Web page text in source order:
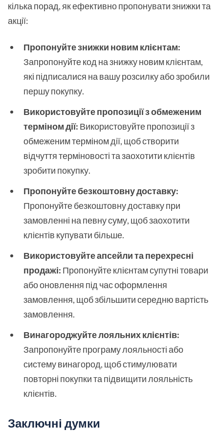
кілька порад, як ефективно пропонувати знижки та
акції:
Пропонуйте знижки новим клієнтам:
Запропонуйте код на знижку новим клієнтам,
які підписалися на вашу розсилку або зробили
першу покупку.
Використовуйте пропозиції з обмеженим
терміном дії: Використовуйте пропозиції з
обмеженим терміном дії, щоб створити
відчуття терміновості та заохотити клієнтів
зробити покупку.
Пропонуйте безкоштовну доставку:
Пропонуйте безкоштовну доставку при
замовленні на певну суму, щоб заохотити
клієнтів купувати більше.
Використовуйте апсейли та перехресні
продажі: Пропонуйте клієнтам супутні товари
або оновлення під час оформлення
замовлення, щоб збільшити середню вартість
замовлення.
Винагороджуйте лояльних клієнтів:
Запропонуйте програму лояльності або
систему винагород, щоб стимулювати
повторні покупки та підвищити лояльність
клієнтів.
Заключні думки